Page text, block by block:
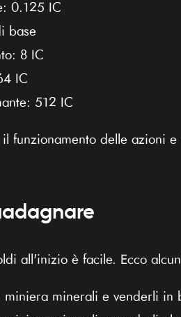
0.125 IC
base
8 IC
IC
512 IC
il funzionamento delle azioni
all'inizio è facile. Ecco
miniera minerali e venderli in